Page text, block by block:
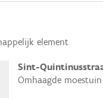
element
Sint-
Omhaagde